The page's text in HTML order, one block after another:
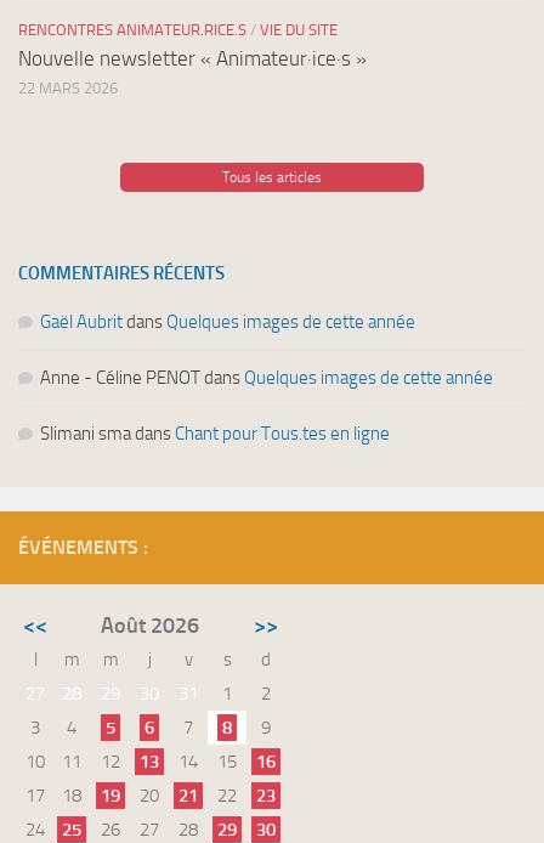
RENCONTRES ANIMATEUR.RICE.S / VIE DU SITE
Nouvelle newsletter « Animateur·ice·s »
22 MARS 2026
Tous les articles
COMMENTAIRES RÉCENTS
Gaël Aubritdans Quelques images de cette année
Anne - Céline PENOTdans Quelques images de cette année
Slimani smadans Chant pour Tous.tes en ligne
ÉVÉNEMENTS :
<< Août 2026 >>
l m m j v s
d
27
28 29 30 31 1
2
3
4 5 6 7 8
9
10
11 12 13 14 15
16
17
18 19 20 21 22
23
24
25 26 27 28 29
30